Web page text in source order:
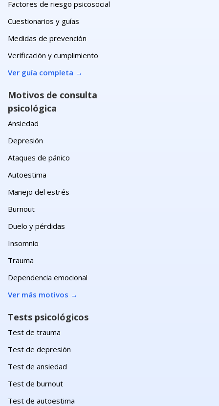
Factores de riesgo psicosocial
Cuestionarios y guías
Medidas de prevención
Verificación y cumplimiento
Ver guía completa →
Motivos de consulta
psicológica
Ansiedad
Depresión
Ataques de pánico
Autoestima
Manejo del estrés
Burnout
Duelo y pérdidas
Insomnio
Trauma
Dependencia emocional
Ver más motivos →
Tests psicológicos
Test de trauma
Test de depresión
Test de ansiedad
Test de burnout
Test de autoestima